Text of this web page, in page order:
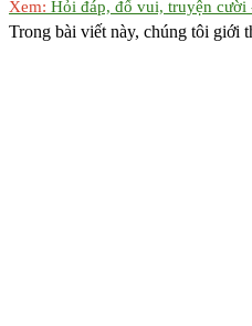
Xem: Hỏi đáp, đố vui, truyện cười
Trong bài viết này, chúng tôi giới